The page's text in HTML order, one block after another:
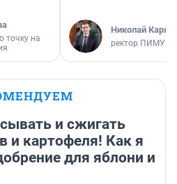
точку на
Николай
ректор ПИМУ
и сжигать
и картофеля! Как я
для яблони и